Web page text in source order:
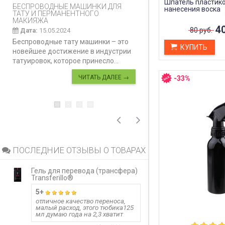
БЕСПРОВОДНЫЕ МАШИНКИ ДЛЯ
ТАТУ И ПЕРМАНЕНТНОГО
МАКИЯЖА
Дата: 15.05.2024
Беспроводные тату машинки – это
новейшее достижение в индустрии
татуировок, которое принесло...
ЧИТАТЬ ДАЛЕЕ →
КАК ПРАВИЛЬНО И
ДЕЛАТЬ
Карбоновый
инновационная
процедура,
ПОСЛЕДНИЕ ОТЗЫВЫ О ТОВАРАХ
Гель для перевода (трансфера)
Transferillo®
5+
отличное качество переноса,
малый расход, этого тюбика125
мл думаю года на 2,3 хватит
Transferillo®
детжится до
расход,
Шпатель
нанесения воска
80 руб.
КУПИТЬ
-33%